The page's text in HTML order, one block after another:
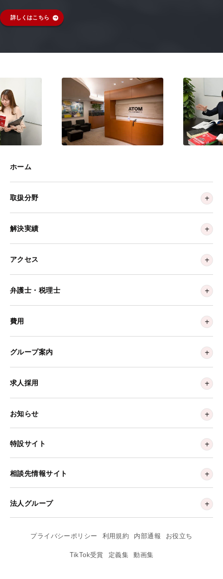
詳しくはこちら
ホーム
取扱分野
解決実績
アクセス
弁護士・税理士
費用
グループ案内
求人採用
お知らせ
特設サイト
相談先情報サイト
法人グループ
プライバシーポリシー 利用規約 内部通報 お役立ち
TikTok受賞 定義集 動画集